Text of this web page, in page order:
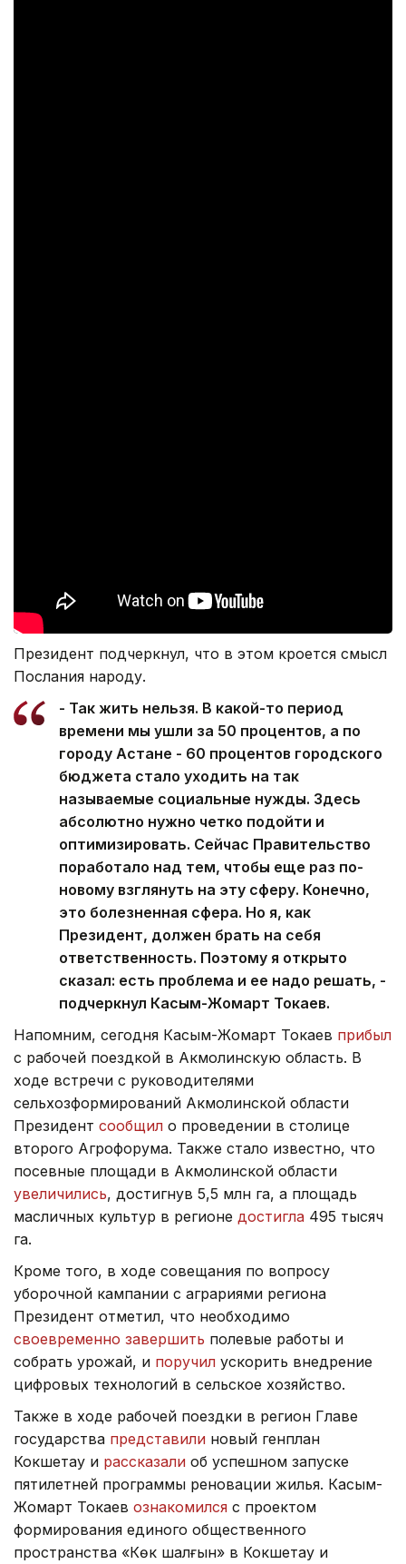
Президент подчеркнул, что в этом кроется смысл
Послания народу.
- Так жить нельзя. В какой-то период
времени мы ушли за 50 процентов, а по
городу Астане - 60 процентов городского
бюджета стало уходить на так
называемые социальные нужды. Здесь
абсолютно нужно четко подойти и
оптимизировать. Сейчас Правительство
поработало над тем, чтобы еще раз по-
новому взглянуть на эту сферу. Конечно,
это болезненная сфера. Но я, как
Президент, должен брать на себя
ответственность. Поэтому я открыто
сказал: есть проблема и ее надо решать, -
подчеркнул Касым-Жомарт Токаев.
Напомним, сегодня Касым-Жомарт Токаев прибыл
с рабочей поездкой в Акмолинскую область. В
ходе встречи с руководителями
сельхозформирований Акмолинской области
Президент сообщил о проведении в столице
второго Агрофорума. Также стало известно, что
посевные площади в Акмолинской области
увеличились, достигнув 5,5 млн га, а площадь
масличных культур в регионе достигла 495 тысяч
га.
Кроме того, в ходе совещания по вопросу
уборочной кампании с аграриями региона
Президент отметил, что необходимо
своевременно завершить полевые работы и
собрать урожай, и поручил ускорить внедрение
цифровых технологий в сельское хозяйство.
Также в ходе рабочей поездки в регион Главе
государства представили новый генплан
Кокшетау и рассказали об успешном запуске
пятилетней программы реновации жилья. Касым-
Жомарт Токаев ознакомился с проектом
формирования единого общественного
пространства «Көк шалғын» в Кокшетау и